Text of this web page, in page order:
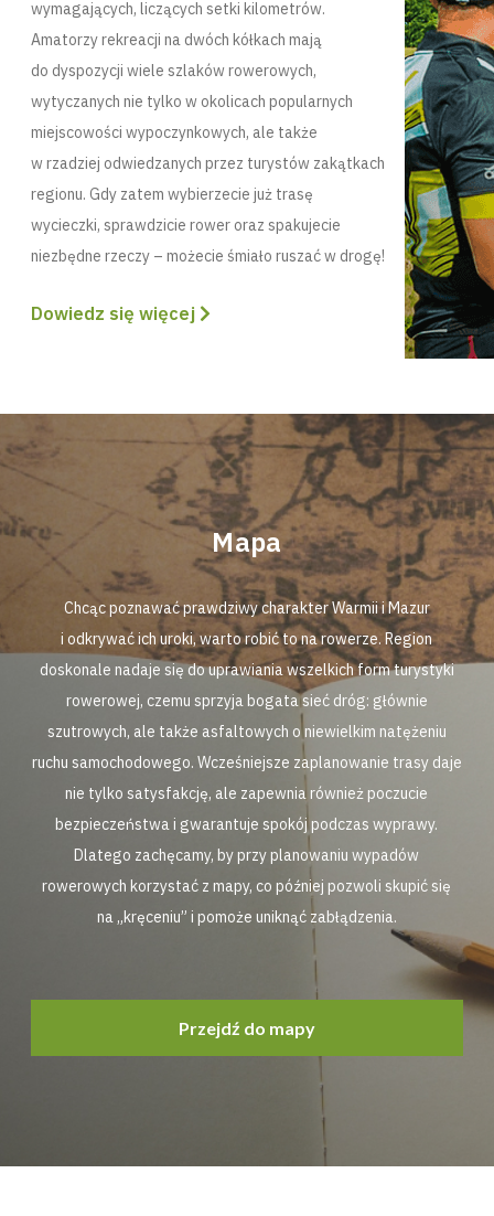
wymagających, liczących setki kilometrów.
Amatorzy rekreacji na dwóch kółkach mają
do dyspozycji wiele szlaków rowerowych,
wytyczanych nie tylko w okolicach popularnych
miejscowości wypoczynkowych, ale także
w rzadziej odwiedzanych przez turystów zakątkach
regionu. Gdy zatem wybierzecie już trasę
wycieczki, sprawdzicie rower oraz spakujecie
niezbędne rzeczy – możecie śmiało ruszać w drogę!
Dowiedz się więcej
Mapa
Chcąc poznawać prawdziwy charakter Warmii i Mazur
i odkrywać ich uroki, warto robić to na rowerze. Region
doskonale nadaje się do uprawiania wszelkich form turystyki
rowerowej, czemu sprzyja bogata sieć dróg: głównie
szutrowych, ale także asfaltowych o niewielkim natężeniu
ruchu samochodowego. Wcześniejsze zaplanowanie trasy daje
nie tylko satysfakcję, ale zapewnia również poczucie
bezpieczeństwa i gwarantuje spokój podczas wyprawy.
Dlatego zachęcamy, by przy planowaniu wypadów
rowerowych korzystać z mapy, co później pozwoli skupić się
na „kręceniu” i pomoże uniknąć zabłądzenia.
Przejdź do mapy